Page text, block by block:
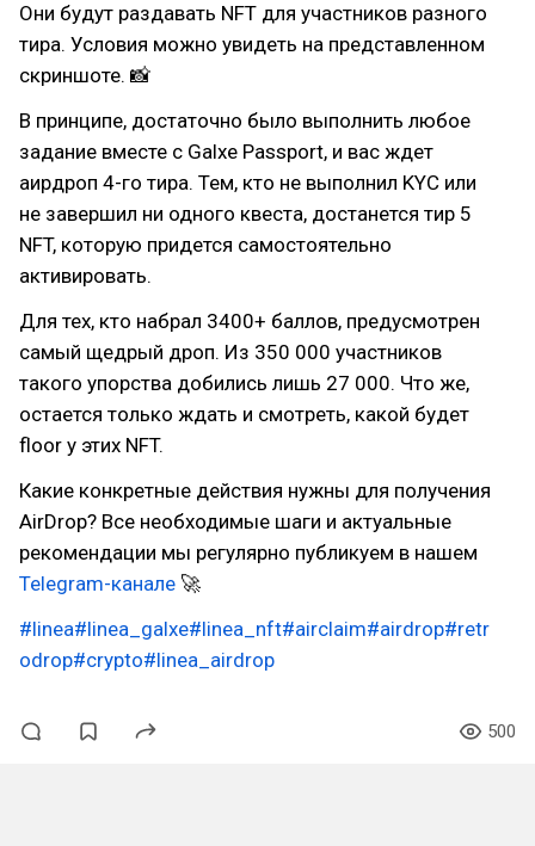
Они будут раздавать NFT для участников разного
тира. Условия можно увидеть на представленном
скриншоте. 📸
В принципе, достаточно было выполнить любое
задание вместе с Galxe Passport, и вас ждет
аирдроп 4-го тира. Тем, кто не выполнил KYC или
не завершил ни одного квеста, достанется тир 5
NFT, которую придется самостоятельно
активировать.
Для тех, кто набрал 3400+ баллов, предусмотрен
самый щедрый дроп. Из 350 000 участников
такого упорства добились лишь 27 000. Что же,
остается только ждать и смотреть, какой будет
floor у этих NFT.
Какие конкретные действия нужны для получения
AirDrop? Все необходимые шаги и актуальные
рекомендации мы регулярно публикуем в нашем
Telegram-канале 🚀
#linea#linea_galxe#linea_nft#airclaim#airdrop#retr
odrop#crypto#linea_airdrop
500